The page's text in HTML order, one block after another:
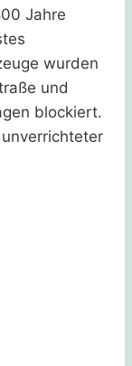
Jahre
wurden
und
blockiert.